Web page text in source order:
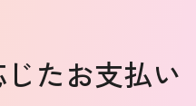
たお支払い